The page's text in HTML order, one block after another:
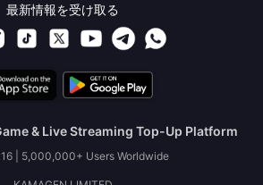
最新情報を受け取る
& Live Streaming Top-Up Platform
| 5,000,000+ Users Worldwide